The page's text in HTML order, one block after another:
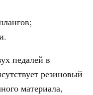
педалей в
резиновый
материала,